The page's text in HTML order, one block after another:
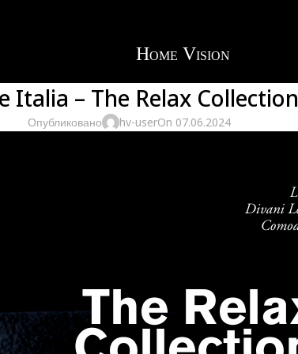
Italia – The Relax Collection
Опубликовано hv-userOn 07.06.2024